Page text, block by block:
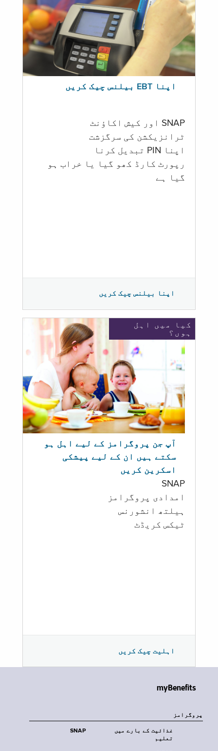
اپنا EBT بیلنس چیک کریں
SNAP اور کیش اکاؤنٹ
ٹرانزیکشن کی سرگزشت
اپنا PIN تبدیل کرنا
رپورٹ کارڈ کھو گیا یا خراب ہو
گيا ہے
اپنا بیلنس چیک کریں
کیا میں اہل
ہوں؟
آپ جن پروگرامز کے لیے اہل ہو
سکتے ہیں ان کے لیے پیشکی
اسکرین کریں
SNAP
امدادی پروگرامز
‏ہیلتھ انشورنس
ٹیکس کریڈٹ
اہلیت چیک کریں
myBenefits
پروگرامز
SNAP
غذائیت کے بارے میں
تعلیم